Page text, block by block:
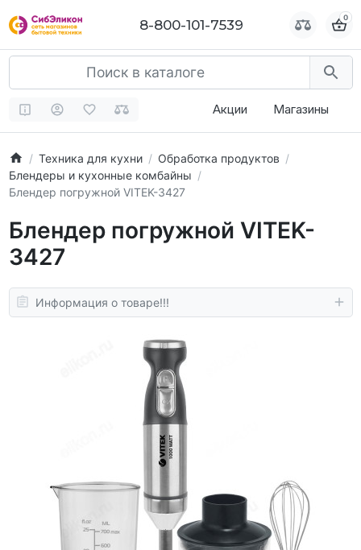
8-800-101-7539 0
Акции Магазины
Техника для кухни
Обработка продуктов
Блендеры и кухонные комбайны
Блендер погружной VITEK-3427
Блендер погружной VITEK-
3427
Информация о товаре!!!
8-800-101-7539 0